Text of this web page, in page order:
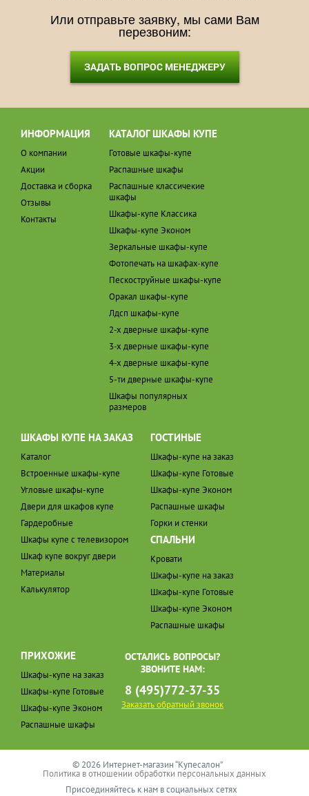
Или отправьте заявку, мы сами Вам
перезвоним:
ЗАДАТЬ ВОПРОС МЕНЕДЖЕРУ
ИНФОРМАЦИЯ
О компании
Акции
Доставка и сборка
Отзывы
Контакты
КАТАЛОГ ШКАФЫ КУПЕ
Готовые шкафы-купе
Распашные шкафы
Распашные классичекие
шкафы
Шкафы-купе Классика
Шкафы-купе Эконом
Зеркальные шкафы-купе
Фотопечать на шкафах-купе
Пескоструйные шкафы-купе
Оракал шкафы-купе
Лдсп шкафы-купе
2-х дверные шкафы-купе
3-х дверные шкафы-купе
4-х дверные шкафы-купе
5-ти дверные шкафы-купе
Шкафы популярных
размеров
ШКАФЫ КУПЕ НА ЗАКАЗ
Каталог
Встроенные шкафы-купе
Угловые шкафы-купе
Двери для шкафов купе
Гардеробные
Шкафы купе с телевизором
Шкаф купе вокруг двери
Материалы
Калькулятор
ГОСТИНЫЕ
Шкафы-купе на заказ
Шкафы-купе Готовые
Шкафы-купе Эконом
Распашные шкафы
Горки и стенки
СПАЛЬНИ
Кровати
Шкафы-купе на заказ
Шкафы-купе Готовые
Шкафы-купе Эконом
Распашные шкафы
ПРИХОЖИЕ
Шкафы-купе на заказ
Шкафы-купе Готовые
Шкафы-купе Эконом
Распашные шкафы
ОСТАЛИСЬ ВОПРОСЫ?
ЗВОНИТЕ НАМ:
8 (495)772-37-35
Заказать обратный звонок
© 2026 Интернет-магазин “Купесалон”
Политика в отношении обработки персональных данных
Присоединяйтесь к нам в социальных сетях